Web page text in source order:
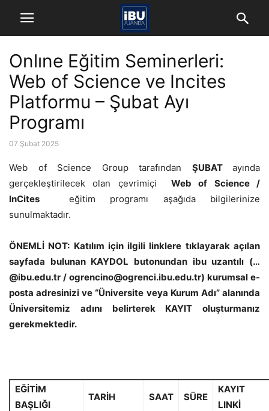
Onlıne Eğitim Seminerleri:
Web of Science ve Incites
Platformu – Şubat Ayı
Programı
07 Şubat 2025
Web of Science Group tarafından ŞUBAT
ayında
gerçekleştirilecek olan çevrimiçiWeb of Science /
InCites eğitim programı aşağıda bilgilerinize
sunulmaktadır.
ÖNEMLİ NOT: Katılım için ilgili linklere tıklayarak açılan
sayfada bulunan KAYDOL butonundan ibu uzantılı (…
@ibu.edu.tr / ogrencino@ogrenci.ibu.edu.tr) kurumsal e-
posta adresinizi ve “Üniversite veya Kurum Adı” alanında
Üniversitemiz adını belirterek KAYIT oluşturmanız
gerekmektedir.
EĞİTİM
BAŞLIĞI
TARİH SAAT SÜRE
KAYIT
LINKİ